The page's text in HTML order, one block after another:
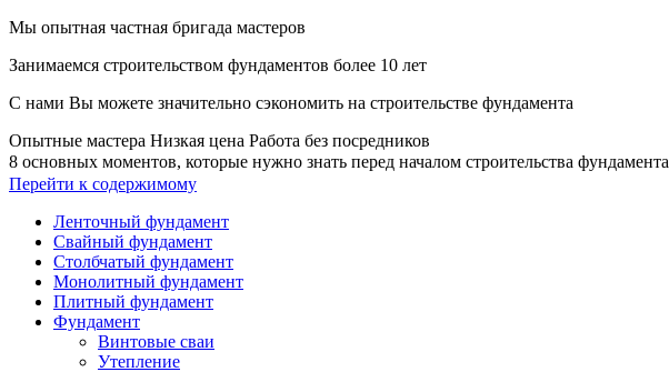
Мы опытная частная бригада мастеров
Занимаемся строительством фундаментов более 10 лет
С нами Вы можете значительно сэкономить на строительстве фундамента
Опытные мастера Низкая цена Работа без посредников
8 основных моментов, которые нужно знать перед началом строительства фундамента
Перейти к содержимому
Ленточный фундамент
Свайный фундамент
Столбчатый фундамент
Монолитный фундамент
Плитный фундамент
Фундамент
Винтовые сваи
Утепление